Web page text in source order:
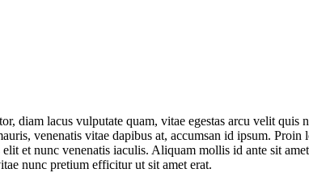
diam lacus vulputate quam, vitae egestas arcu velit
venenatis vitae dapibus at, accumsan id ipsum.
et nunc venenatis iaculis. Aliquam mollis id ante sit
nunc pretium efficitur ut sit amet erat.